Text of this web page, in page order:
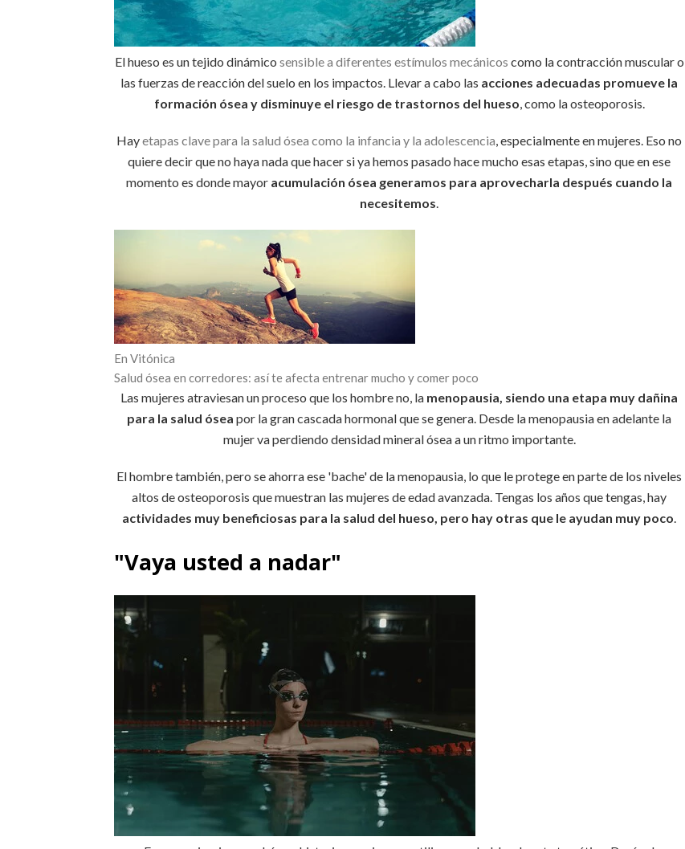
El hueso es un tejido dinámico sensible a diferentes estímulos mecánicos como la contracción muscular o
las fuerzas de reacción del suelo en los impactos. Llevar a cabo las acciones adecuadas promueve la
formación ósea y disminuye el riesgo de trastornos del hueso , como la osteoporosis.
Hayetapas clave para la salud ósea como la infancia y la adolescencia , especialmente en mujeres. Eso no
quiere decir que no haya nada que hacer si ya hemos pasado hace mucho esas etapas, sino que en ese
momento es donde mayor acumulación ósea generamos para aprovecharla después cuando la
necesitemos
En Vitónica
Salud ósea en corredores: así te afecta entrenar mucho y comer poco
Las mujeres atraviesan un proceso que los hombre no, la menopausia, siendo una etapa muy dañina
para la salud ósea por la gran cascada hormonal que se genera. Desde la menopausia en adelante la
mujer va perdiendo densidad mineral ósea a un ritmo importante.
El hombre también, pero se ahorra ese 'bache' de la menopausia, lo que le protege en parte de los niveles
altos de osteoporosis que muestran las mujeres de edad avanzada. Tengas los años que tengas, hay
actividades muy beneficiosas para la salud del hueso, pero hay otras que le ayudan muy poco
"Vaya usted a nadar"